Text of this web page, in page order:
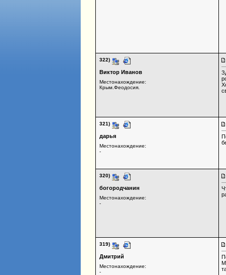
322)
Виктор Иванов
Местонахождение:
Крым.Феодосия.
321)
дарья
Местонахождение:
-
320)
богородчанин
Местонахождение:
-
319)
Дмитрий
Местонахождение:
-